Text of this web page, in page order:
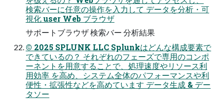
検索バーに任意の操作を入力して データを分析・可
視化 user Web ブラウザ
サポートブラウザ 検索バー 分析結果
© 2025 SPLUNK LLC Splunkはどんな構成要素で
できているの？ それぞれのフェーズで専用のコンポ
ーネントを用意することで、処理速度やリソース利
用効率 を高め、システム全体のパフォーマンスや利
便性・拡張性などを高めています データ生成 & デー
タソー